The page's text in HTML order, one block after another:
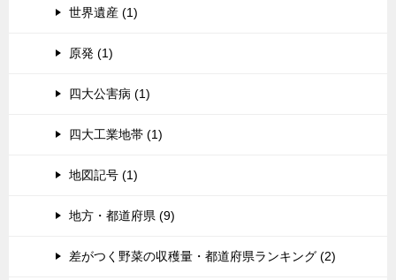
世界遺産 (1)
原発 (1)
四大公害病 (1)
四大工業地帯 (1)
地図記号 (1)
地方・都道府県 (9)
差がつく野菜の収穫量・都道府県ランキング (2)